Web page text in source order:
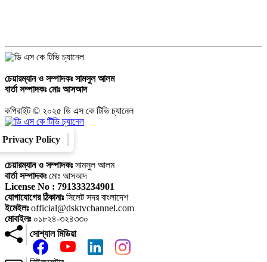
চেয়ারম্যান ও সম্পাদকঃসামসুল আলম
বার্তা সম্পাদকঃমোঃ আসআদ
কপিরাইট © ২০২৫ ডি এস কে টিভি চ্যানেল
Privacy Policy
চেয়ারম্যান ও সম্পাদকঃসামসুল আলম
বার্তা সম্পাদকঃমোঃ আসআদ
License No : 791333234901
যোগাযোগের ঠিকানাঃসিলেট সদর বাংলাদেশ
ইমেইলঃofficial@dsktvchannel.com
মোবাইলঃ০১৮২৪-৩২৪৩৩০
সোশ্যাল মিডিয়া